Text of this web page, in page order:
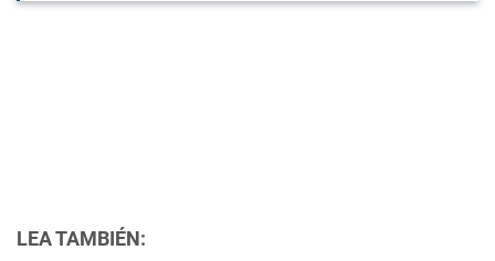
LEA TAMBIÉN: